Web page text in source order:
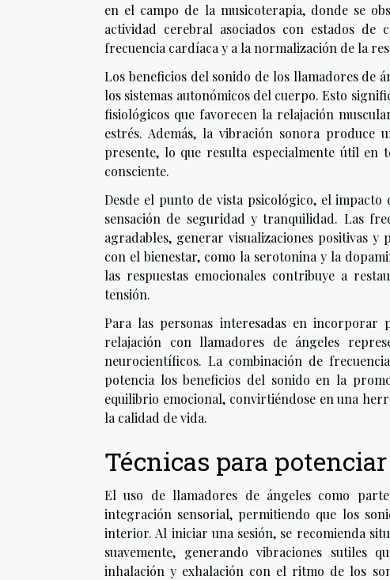
en el campo de la musicoterapia, donde se
actividad cerebral asociados con estados
frecuencia cardíaca y a la normalización de la
Los beneficios del sonido de los llamadores de
los sistemas autonómicos del cuerpo. Esto
fisiológicos que favorecen la relajación
estrés. Además, la vibración sonora
presente, lo que resulta especialmente útil en
consciente.
Desde el punto de vista psicológico, el
sensación de seguridad y tranquilidad. Las
agradables, generar visualizaciones positivas
con el bienestar, como la serotonina y la
las respuestas emocionales contribuye a
tensión.
Para las personas interesadas en incorporar
relajación con llamadores de ángeles
neurocientíficos. La combinación de
potencia los beneficios del sonido en la
equilibrio emocional, convirtiéndose en una
la calidad de vida.
Técnicas para
El uso de llamadores de ángeles como
integración sensorial, permitiendo que los
interior. Al iniciar una sesión, se recomienda
suavemente, generando vibraciones sutiles
inhalación y exhalación con el ritmo de los